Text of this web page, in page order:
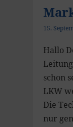
15.
Hallo
schon
LKW
Die
nur